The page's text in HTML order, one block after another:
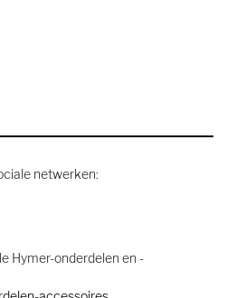
netwerken:
Hymer-onderdelen en -